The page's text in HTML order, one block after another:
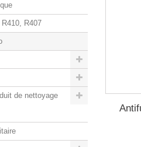
R407
de nettoyage